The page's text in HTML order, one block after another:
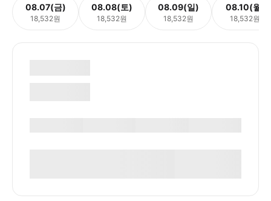
08.07(금)
18,532원
08.08(토)
18,532원
08.09(일)
18,532원
08.10(월)
18,532원